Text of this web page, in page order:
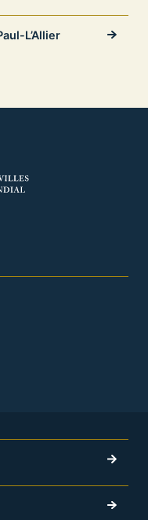
L’Allier